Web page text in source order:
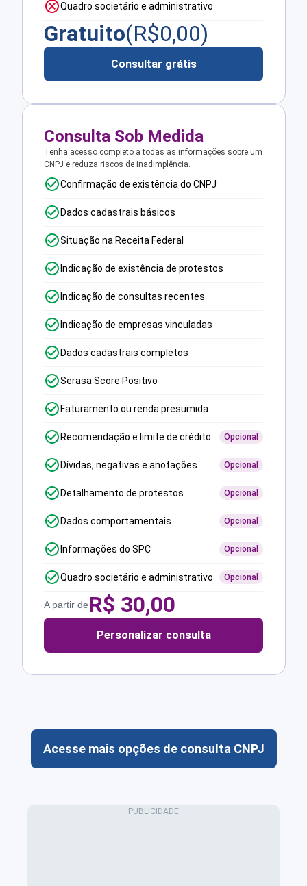
Quadro societário e administrativo
Gratuito(R$0,00)
Consultar grátis
Consulta Sob Medida
Tenha acesso completo a todas as informações sobre um
CNPJ e reduza riscos de inadimplência.
Confirmação de existência do CNPJ
Dados cadastrais básicos
Situação na Receita Federal
Indicação de existência de protestos
Indicação de consultas recentes
Indicação de empresas vinculadas
Dados cadastrais completos
Serasa Score Positivo
Faturamento ou renda presumida
Recomendação e limite de crédito Opcional
Dívidas, negativas e anotações Opcional
Detalhamento de protestos Opcional
Dados comportamentais Opcional
Informações do SPC Opcional
Quadro societário e administrativo Opcional
A partir deR$ 30,00
Personalizar consulta
Acesse mais opções de consulta CNPJ